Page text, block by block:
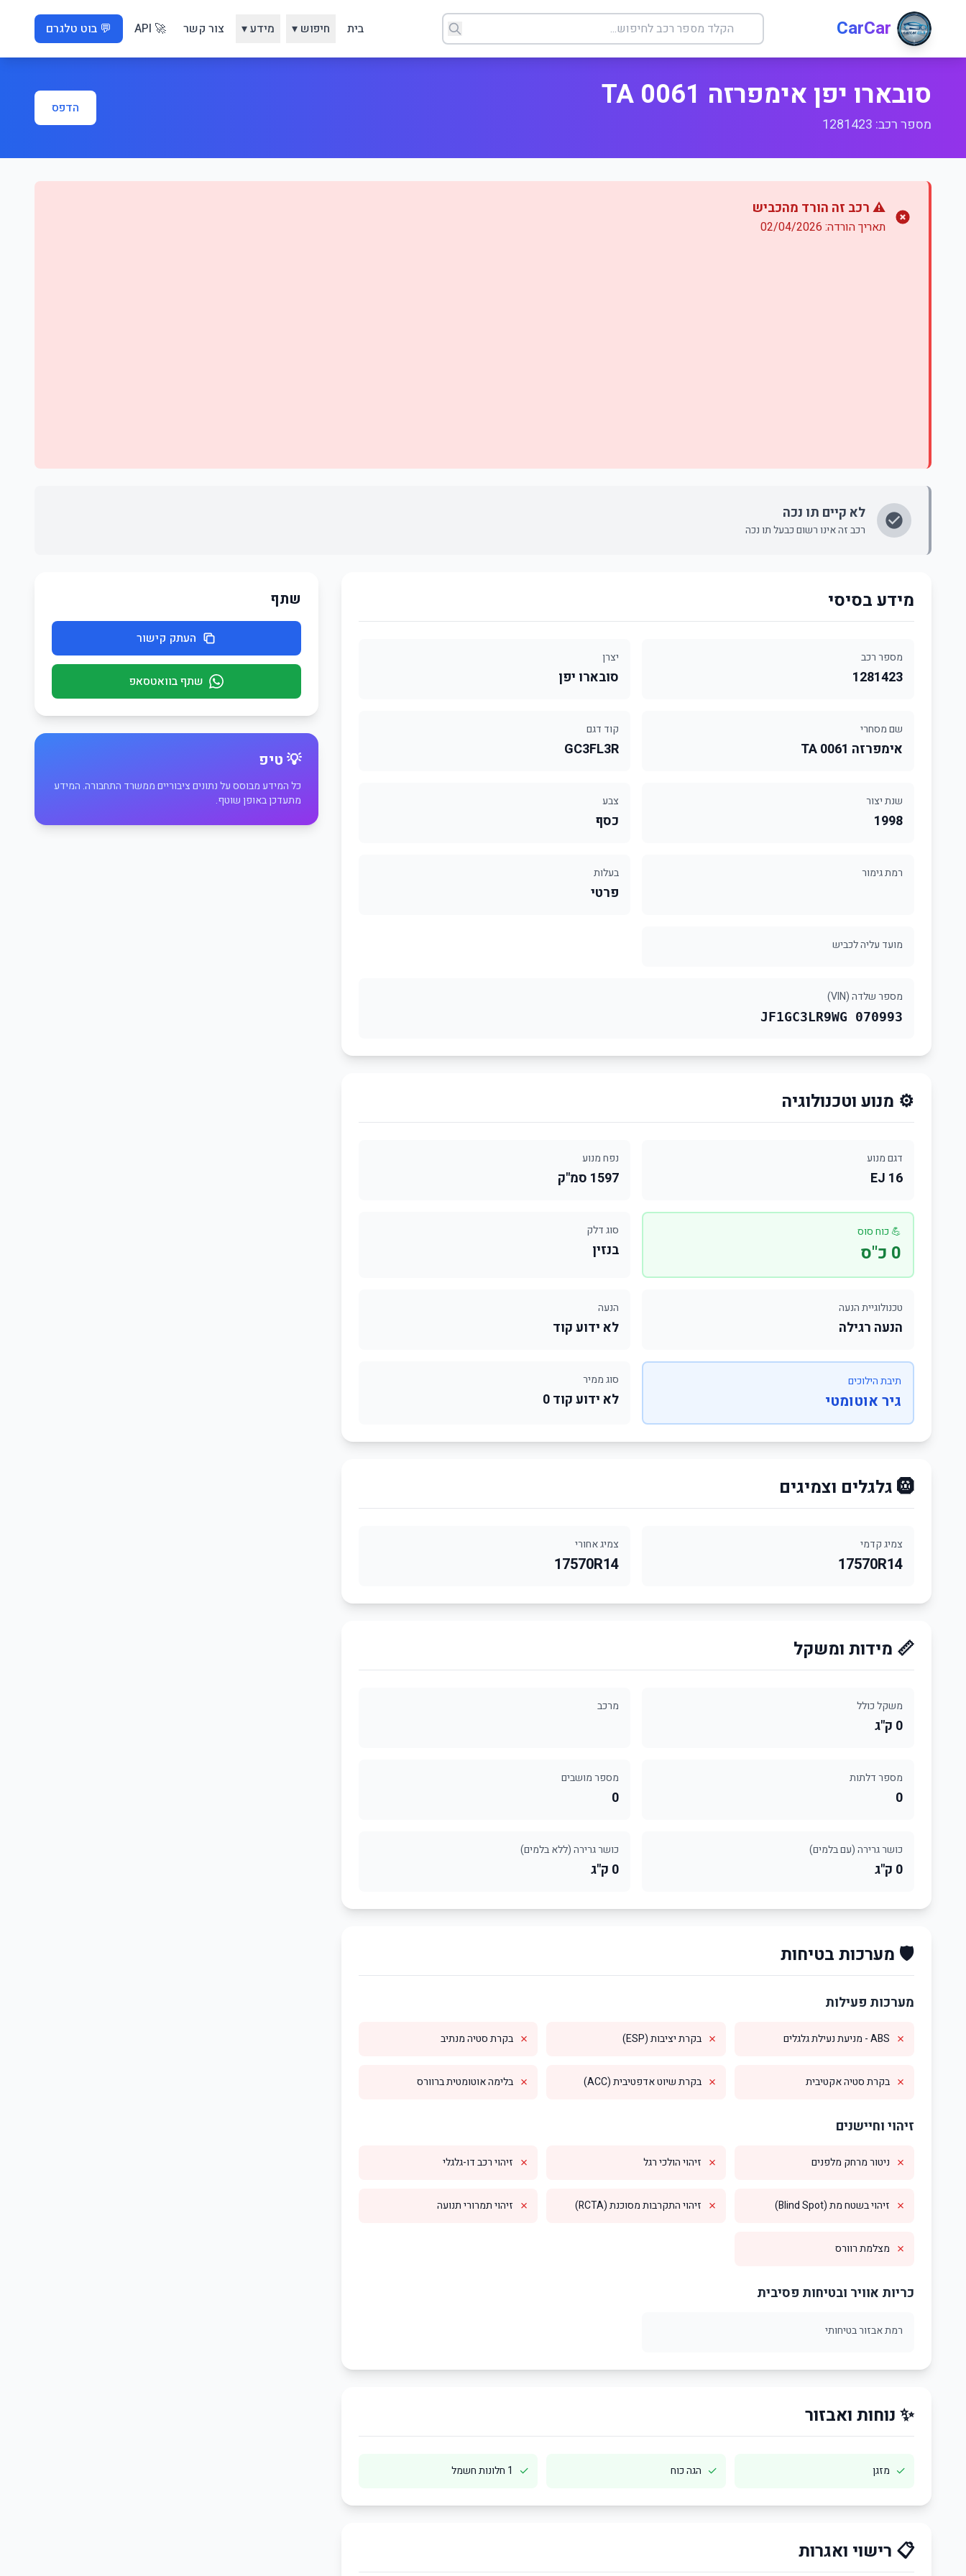
CarCar בית חיפוש ▾ מידע ▾ צור קשר 🚀 API 💬 בוט טלגרם
סובארו יפן אימפרזה 0061 TA
מספר רכב: 1281423
הדפס
⚠️ רכב זה הורד מהכביש
תאריך הורדה: 02/04/2026
לא קיים תו נכה
רכב זה אינו רשום כבעל תו נכה
מידע בסיסי
מספר רכב
1281423
יצרן
סובארו יפן
שם מסחרי
אימפרזה 0061 TA
קוד דגם
GC3FL3R
שנת יצור
1998
צבע
כסף
רמת גימור בעלות
פרטי
מועד עליה לכביש
מספר שלדה (VIN)
JF1GC3LR9WG 070993
⚙️ מנוע וטכנולוגיה
דגם מנוע
EJ 16
נפח מנוע
1597 סמ"ק
💪 כוח סוס
0 כ"ס
סוג דלק
בנזין
טכנולוגיית הנעה
הנעה רגילה
הנעה
לא ידוע קוד
תיבת הילוכים
גיר אוטומטי
סוג ממיר
לא ידוע קוד 0
🛞 גלגלים וצמיגים
צמיג קדמי
17570R14
צמיג אחורי
17570R14
📏 מידות ומשקל
משקל כולל
0 ק"ג
מרכב
מספר דלתות
0
מספר מושבים
0
כושר גרירה (עם בלמים)
0 ק"ג
כושר גרירה (ללא בלמים)
0 ק"ג
🛡️ מערכות בטיחות
מערכות פעילות
✗ ABS - מניעת נעילת גלגלים ✗ בקרת יציבות (ESP) ✗ בקרת סטיה מנתיב
✗ בקרת סטיה אקטיבית ✗ בקרת שיוט אדפטיבית (ACC) ✗ בלימה אוטומטית ברוורס
זיהוי וחיישנים
✗ ניטור מרחק מלפנים ✗ זיהוי הולכי רגל ✗ זיהוי רכב דו-גלגלי
✗ זיהוי בשטח מת (Blind Spot) ✗ זיהוי התקרבות מסוכנת (RCTA) ✗ זיהוי תמרורי תנועה
✗ מצלמת רוורס
כריות אוויר ובטיחות פסיבית
רמת אבזור בטיחותי
✨ נוחות ואבזור
✓ מזגן ✓ הגה כוח ✓ 1 חלונות חשמל
📋 רישוי ואגרות
שתף
העתק קישור
שתף בוואטסאפ
💡 טיפ
כל המידע מבוסס על נתונים ציבוריים ממשרד התחבורה. המידע
מתעדכן באופן שוטף.